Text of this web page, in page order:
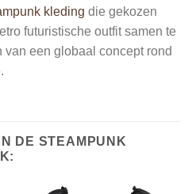
kleding die gekozen
futuristische outfit samen te
een globaal concept rond
DE STEAMPUNK